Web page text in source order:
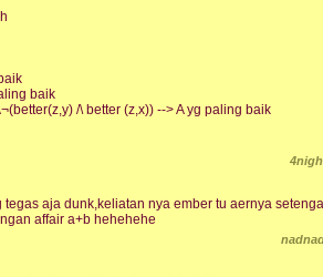
baik
/\ better (z,x)) --> A yg paling baik
aja dunk,keliatan nya ember tu aernya
affair a+b hehehehe